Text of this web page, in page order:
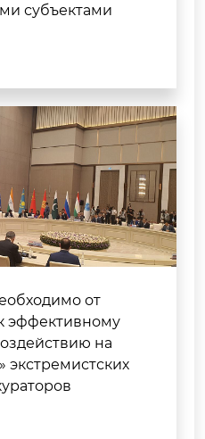
субъектами
от
эффективному
на
экстремистских